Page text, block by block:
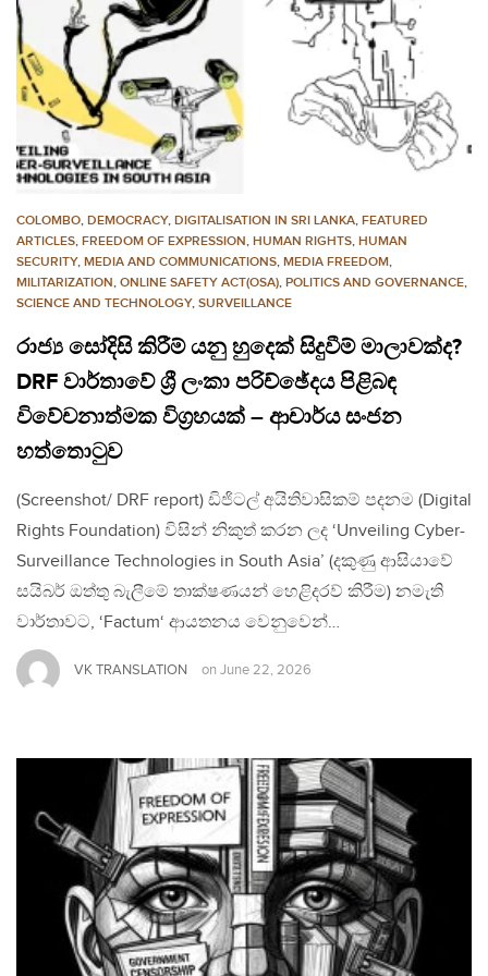
COLOMBO, DEMOCRACY, DIGITALISATION IN SRI LANKA, FEATURED
ARTICLES, FREEDOM OF EXPRESSION, HUMAN RIGHTS, HUMAN
SECURITY, MEDIA AND COMMUNICATIONS, MEDIA FREEDOM,
MILITARIZATION, ONLINE SAFETY ACT(OSA), POLITICS AND GOVERNANCE,
SCIENCE AND TECHNOLOGY, SURVEILLANCE
රාජ්‍ය සෝදිසි කිරීම් යනු හුදෙක් සිදුවීම් මාලාවක්ද?
DRF වාර්තාවේ ශ්‍රී ලංකා පරිච්ඡේදය පිළිබඳ
විවේචනාත්මක විග්‍රහයක් – ආචාර්ය සංජන
හත්තොටුව
(Screenshot/ DRF report) ඩිජිටල් අයිතිවාසිකම් පදනම (Digital
Rights Foundation) විසින් නිකුත් කරන ලද ‘Unveiling Cyber-
Surveillance Technologies in South Asia’ (දකුණු ආසියාවේ
සයිබර් ඔත්තු බැලීමේ තාක්ෂණයන් හෙළිදරව් කිරීම) නමැති
වාර්තාවට, ‘Factum‘ ආයතනය වෙනුවෙන්…
VK TRANSLATION on June 22, 2026